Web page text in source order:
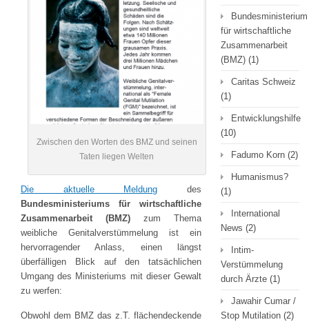
Zwischen den Worten des BMZ und seinen
Taten liegen Welten
Die aktuelle Meldung des
Bundesministeriums für wirtschaftliche
Zusammenarbeit (BMZ) zum Thema
weibliche Genitalverstümmelung ist ein
hervorragender Anlass, einen längst
überfälligen Blick auf den tatsächlichen
Umgang des Ministeriums mit dieser Gewalt
zu werfen:
Obwohl dem BMZ das z.T. flächendeckende
Bundesministerium
für wirtschaftliche
Zusammenarbeit
(BMZ) (1)
Caritas Schweiz
(1)
Entwicklungshilfe
(10)
Fadumo Korn (2)
Humanismus?
(1)
International
News (2)
Intim-
Verstümmelung
durch Ärzte (1)
Jawahir Cumar /
Stop Mutilation (2)